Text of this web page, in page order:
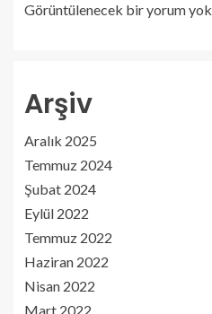
Görüntülenecek bir yorum yok.
Arşiv
Aralık 2025
Temmuz 2024
Şubat 2024
Eylül 2022
Temmuz 2022
Haziran 2022
Nisan 2022
Mart 2022